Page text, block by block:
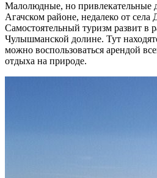
Малолюдные, но привлекательные
Агачском районе, недалеко от села
Самостоятельный туризм развит в
Чулышманской долине. Тут
можно воспользоваться арендой
отдыха на природе.